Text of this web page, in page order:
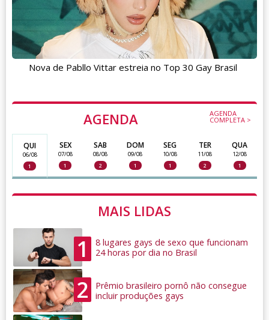
AGENDA AGENDA
COMPLETA >
QUI
06/08
1
SEX
07/08
1
SAB
08/08
2
DOM
09/08
1
SEG
10/08
1
TER
11/08
2
QUA
12/08
1
MAIS LIDAS
1
8 lugares gays de sexo que funcionam
24 horas por dia no Brasil
2
Prêmio brasileiro pornô não consegue
incluir produções gays
Nova de Pabllo Vittar estreia no Top 30 Gay Brasil